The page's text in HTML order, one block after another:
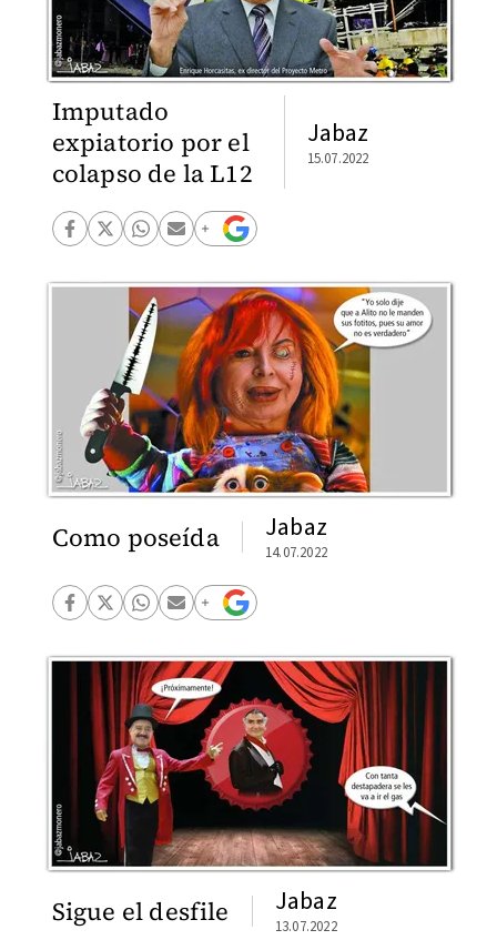
Imputado
expiatorio por el
colapso de la L12
Jabaz
15.07.2022
Como poseída Jabaz
14.07.2022
Sigue el desfile Jabaz
13.07.2022